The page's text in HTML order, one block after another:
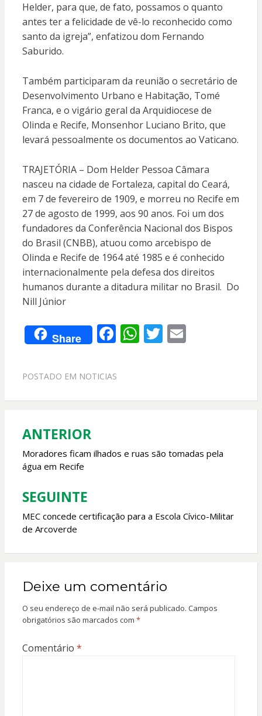
Helder, para que, de fato, possamos o quanto
antes ter a felicidade de vê-lo reconhecido como
santo da igreja”, enfatizou dom Fernando
Saburido.
Também participaram da reunião o secretário de
Desenvolvimento Urbano e Habitação, Tomé
Franca, e o vigário geral da Arquidiocese de
Olinda e Recife, Monsenhor Luciano Brito, que
levará pessoalmente os documentos ao Vaticano.
TRAJETÓRIA – Dom Helder Pessoa Câmara
nasceu na cidade de Fortaleza, capital do Ceará,
em 7 de fevereiro de 1909, e morreu no Recife em
27 de agosto de 1999, aos 90 anos. Foi um dos
fundadores da Conferência Nacional dos Bispos
do Brasil (CNBB), atuou como arcebispo de
Olinda e Recife de 1964 até 1985 e é conhecido
internacionalmente pela defesa dos direitos
humanos durante a ditadura militar no Brasil. Do
Nill Júnior
Share F
e
o
k
W
A
p
T E
POSTADO EM NOTICIAS
Navegação
de
Post
ANTERIOR
Moradores ficam ilhados e ruas são tomadas pela
água em Recife
SEGUINTE
MEC concede certificação para a Escola Cívico-Militar
de Arcoverde
Deixe um comentário
O seu endereço de e-mail não será publicado. Campos
obrigatórios são marcados com *
Comentário *